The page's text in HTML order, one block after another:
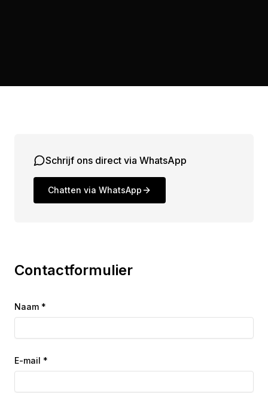
Schrijf ons direct via WhatsApp
Chatten via WhatsApp
Contactformulier
Naam *
E-mail *